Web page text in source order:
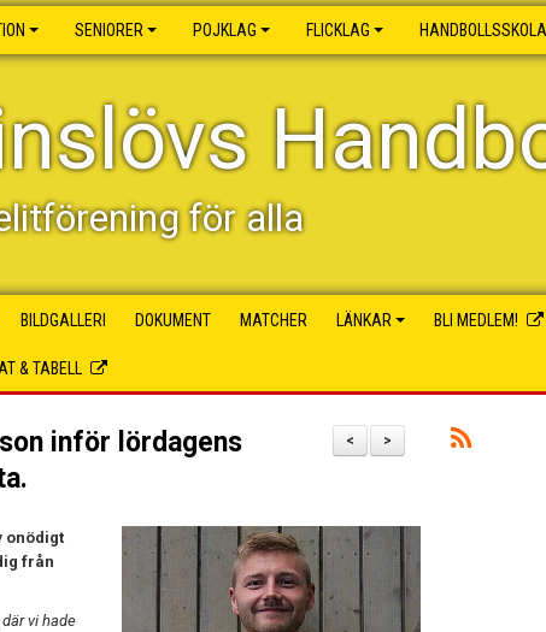
SENIORER POJKLAG FLICKLAG HANDBOLLSSKOLA
för alla
BILDGALLERI DOKUMENT MATCHER LÄNKAR BLI MEDLEM!
& TABELL
>
<
inför lördagens
onödigt
från
vi hade